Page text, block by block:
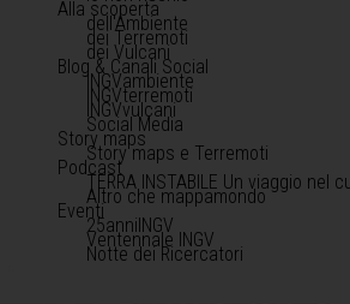
Alla scoperta
dell'Ambiente
dei Terremoti
dei Vulcani
Blog & Canali Social
INGVambiente
INGVterremoti
INGVvulcani
Social Media
Story maps
Story maps e Terremoti
Podcast
TERRA INSTABILE Un viaggio nel
Altro che mappamondo
Eventi
25anniINGV
Ventennale INGV
Notte dei Ricercatori